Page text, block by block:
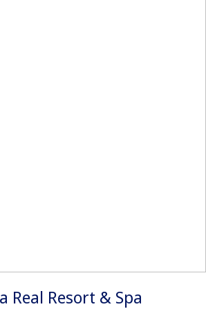
Real Resort & Spa